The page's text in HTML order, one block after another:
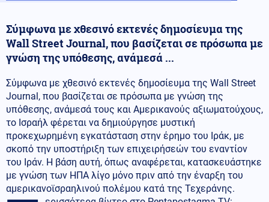
Σύμφωνα με χθεσινό εκτενές δημοσίευμα της
Wall Street Journal, που βασίζεται σε πρόσωπα με
γνώση της υπόθεσης, ανάμεσά ...
Σύμφωνα με χθεσινό εκτενές δημοσίευμα της Wall Street
Journal, που βασίζεται σε πρόσωπα με γνώση της
υπόθεσης, ανάμεσά τους και Αμερικανούς αξιωματούχους,
το Ισραήλ φέρεται να δημιούργησε μυστική
προκεχωρημένη εγκατάσταση στην έρημο του Ιράκ, με
σκοπό την υποστήριξη των επιχειρήσεών του εναντίον
του Ιράν. Η βάση αυτή, όπως αναφέρεται, κατασκευάστηκε
με γνώση των ΗΠΑ λίγο μόνο πριν από την έναρξη του
αμερικανοϊσραηλινού πολέμου κατά της Τεχεράνης.